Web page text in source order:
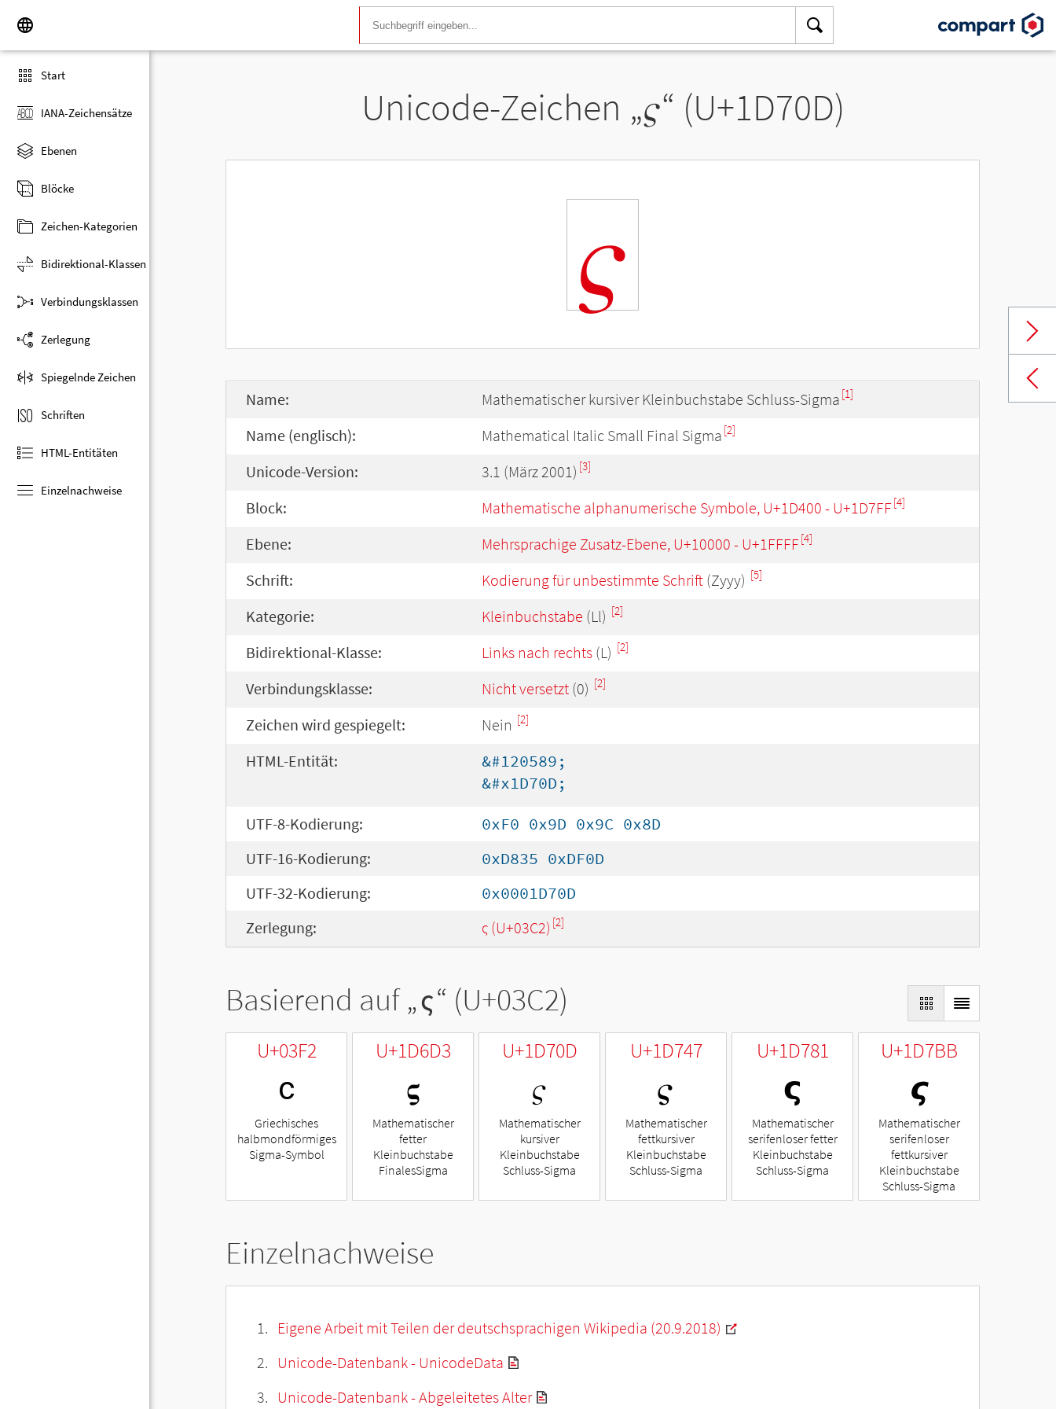
Start
IANA-Zeichensätze
Ebenen
Blöcke
Zeichen-Kategorien
Bidirektional-Klassen
Verbindungsklassen
Zerlegung
Spiegelnde Zeichen
Schriften
HTML-Entitäten
Einzelnachweise
Unicode-Zeichen „𝜍“ (U+1D70D)
𝜍
Name: Mathematischer kursiver Kleinbuchstabe Schluss-Sigma [1]
Name (englisch): Mathematical Italic Small Final Sigma [2]
Unicode-Version: 3.1 (März 2001) [3]
Block: Mathematische alphanumerische Symbole, U+1D400 - U+1D7FF[4]
Ebene: Mehrsprachige Zusatz-Ebene, U+10000 - U+1FFFF[4]
Schrift: Kodierung für unbestimmte Schrift (Zyyy) [5]
Kategorie: Kleinbuchstabe (Ll) [2]
Bidirektional-Klasse: Links nach rechts (L) [2]
Verbindungsklasse: Nicht versetzt (0) [2]
Zeichen wird gespiegelt: Nein [2]
HTML-Entität:
&#120589;
&#x1D70D;
UTF-8-Kodierung:
0xF0 0x9D 0x9C 0x8D
UTF-16-Kodierung:
0xD835 0xDF0D
UTF-32-Kodierung:
0x0001D70D
Zerlegung:
ς (U+03C2) [2]
Basierend auf „ς“ (U+03C2)
U+03F2
ϲ
Griechisches
halbmondförmiges
Sigma-Symbol
U+1D6D3
𝛓
Mathematischer
fetter
Kleinbuchstabe
FinalesSigma
U+1D70D
𝜍
Mathematischer
kursiver
Kleinbuchstabe
Schluss-Sigma
U+1D747
𝝇
Mathematischer
fettkursiver
Kleinbuchstabe
Schluss-Sigma
U+1D781
𝞁
Mathematischer
serifenloser fetter
Kleinbuchstabe
Schluss-Sigma
U+1D7BB
𝞻
Mathematischer
serifenloser
fettkursiver
Kleinbuchstabe
Schluss-Sigma
Einzelnachweise
Eigene Arbeit mit Teilen der deutschsprachigen Wikipedia (20.9.2018)
Unicode-Datenbank - UnicodeData
Unicode-Datenbank - Abgeleitetes Alter